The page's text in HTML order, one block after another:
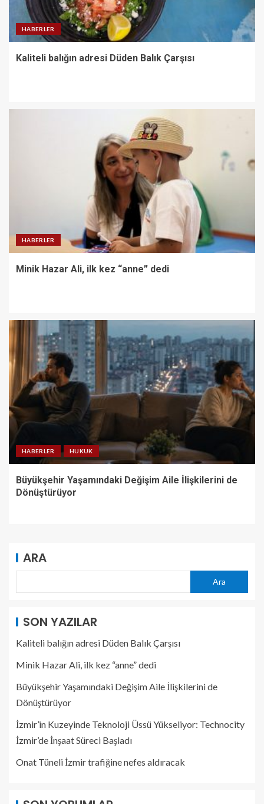
HABERLER
Kaliteli balığın adresi Düden Balık Çarşısı
HABERLER
Minik Hazar Ali, ilk kez “anne” dedi
HABERLER HUKUK
Büyükşehir Yaşamındaki Değişim Aile İlişkilerini de
Dönüştürüyor
ARA
Ara
SON YAZILAR
Kaliteli balığın adresi Düden Balık Çarşısı
Minik Hazar Ali, ilk kez “anne” dedi
Büyükşehir Yaşamındaki Değişim Aile İlişkilerini de
Dönüştürüyor
İzmir’in Kuzeyinde Teknoloji Üssü Yükseliyor: Technocity
İzmir’de İnşaat Süreci Başladı
Onat Tüneli İzmir trafiğine nefes aldıracak